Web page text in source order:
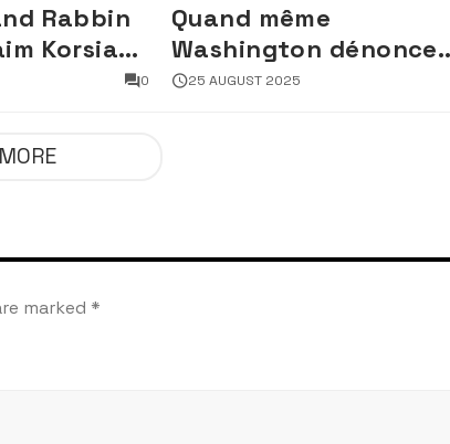
Rabbin
Korsia
fonction,0
Quand même
Washington dénonce
Macron :
25 AUGUST 2025
marked *